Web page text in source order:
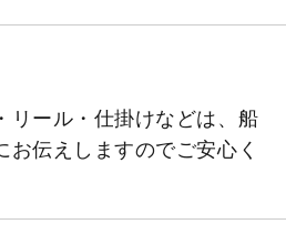
リール・仕掛けなどは、船
お伝えしますのでご安心く